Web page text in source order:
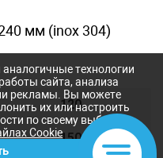
мм (inox 304)
120
150
технологии
сайта, анализа
рекламы. Вы можете
их или настроить
по своему выбору.
Cookie